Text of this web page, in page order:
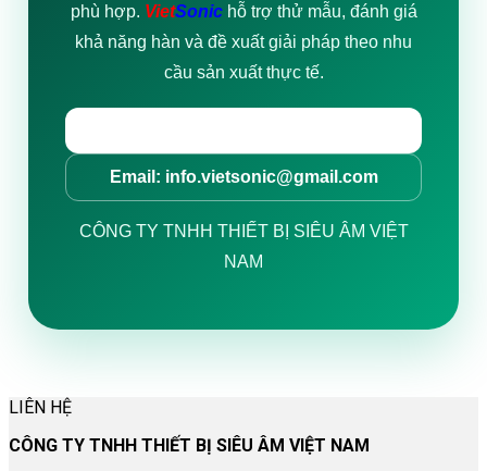
phù hợp. VietSonichỗ trợ thử mẫu, đánh giá
khả năng hàn và đề xuất giải pháp theo nhu
cầu sản xuất thực tế.
Email: info.vietsonic@gmail.com
CÔNG TY TNHH THIẾT BỊ SIÊU ÂM VIỆT
NAM
LIÊN HỆ
CÔNG TY TNHH THIẾT BỊ SIÊU ÂM VIỆT NAM